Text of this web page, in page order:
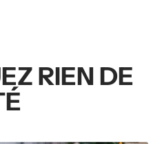
RIEN DE